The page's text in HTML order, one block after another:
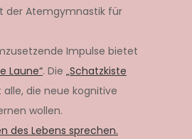
der Atemgymnastik für
Impulse bietet
Laune“. Die „Schatzkiste
alle, die neue kognitive
wollen.
des Lebens sprechen.